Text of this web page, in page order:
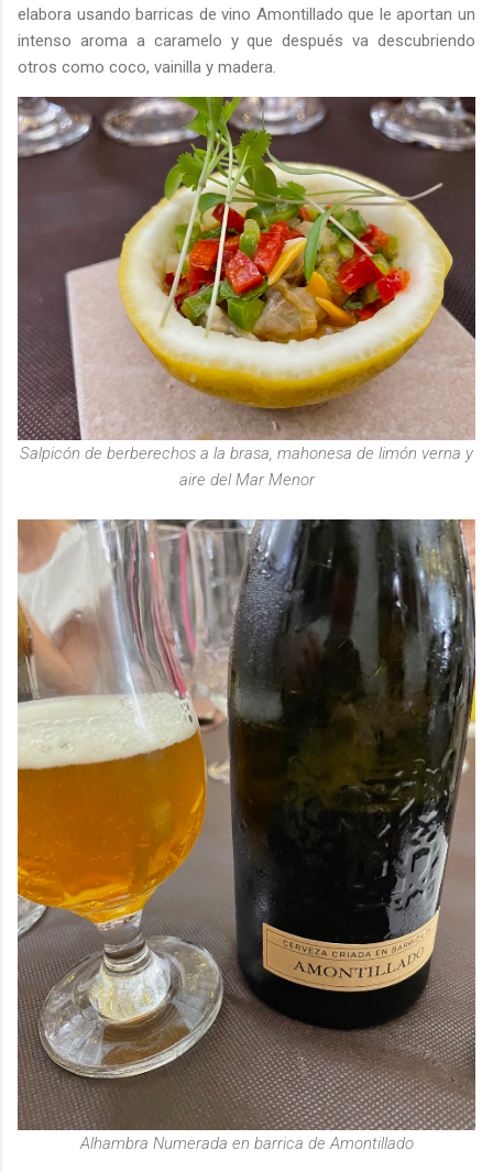
elabora usando barricas de vino Amontillado que le aportan un
intenso aroma a caramelo y que después va descubriendo
otros como coco, vainilla y madera.
Salpicón de berberechos a la brasa, mahonesa de limón verna y
aire del Mar Menor
Alhambra Numerada en barrica de Amontillado